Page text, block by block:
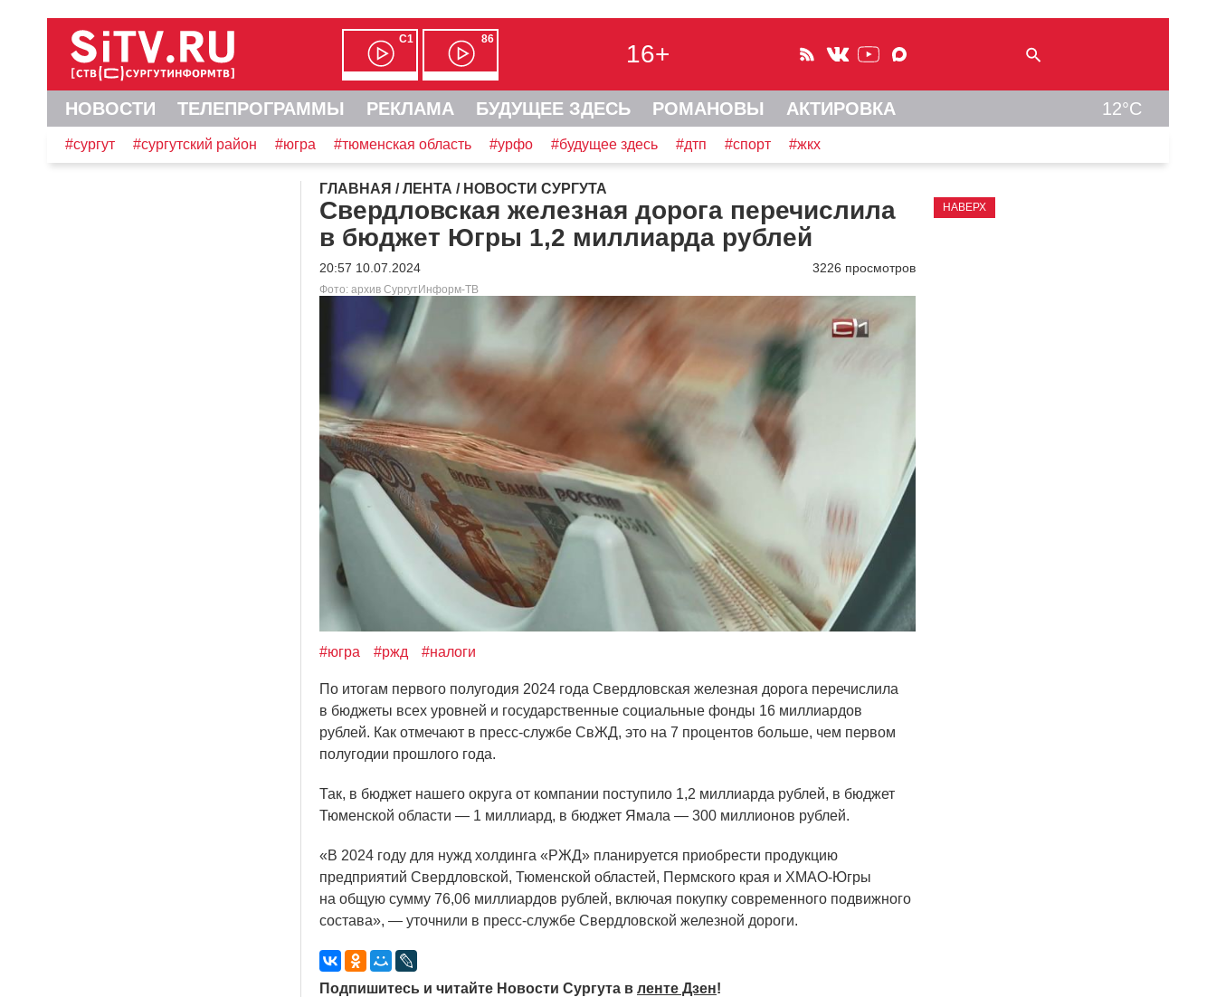
С1 86
16+
НОВОСТИ ТЕЛЕПРОГРАММЫ РЕКЛАМА БУДУЩЕЕ ЗДЕСЬ РОМАНОВЫ АКТИРОВКА 12°C
#сургут #сургутский район #югра #тюменская область #урфо #будущее здесь #дтп #спорт #жкх
ГЛАВНАЯ /ЛЕНТА / НОВОСТИ СУРГУТА
Свердловская железная дорога перечислила
в бюджет Югры 1,2 миллиарда рублей
20:57 10.07.2024 3226 просмотров
Фото: архив СургутИнформ-ТВ
#югра #ржд #налоги
По итогам первого полугодия 2024 года Свердловская железная дорога перечислила
в бюджеты всех уровней и государственные социальные фонды 16 миллиардов
рублей. Как отмечают в пресс-службе СвЖД, это на 7 процентов больше, чем первом
полугодии прошлого года.
Так, в бюджет нашего округа от компании поступило 1,2 миллиарда рублей, в бюджет
Тюменской области — 1 миллиард, в бюджет Ямала — 300 миллионов рублей.
«В 2024 году для нужд холдинга «РЖД» планируется приобрести продукцию
предприятий Свердловской, Тюменской областей, Пермского края и ХМАО-Югры
на общую сумму 76,06 миллиардов рублей, включая покупку современного подвижного
состава», — уточнили в пресс-службе Свердловской железной дороги.
Подпишитесь и читайте Новости Сургута в ленте Дзен!
НАВЕРХ